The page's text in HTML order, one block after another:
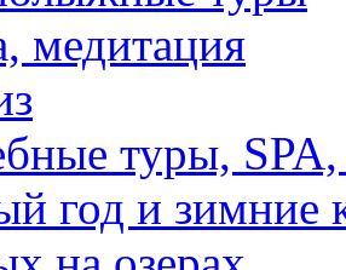
медитация
туры, SPA,
год и зимние